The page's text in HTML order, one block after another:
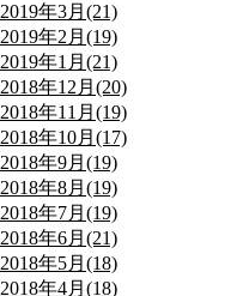
2019年3月(21)
2019年2月(19)
2019年1月(21)
2018年12月(20)
2018年11月(19)
2018年10月(17)
2018年9月(19)
2018年8月(19)
2018年7月(19)
2018年6月(21)
2018年5月(18)
2018年4月(18)